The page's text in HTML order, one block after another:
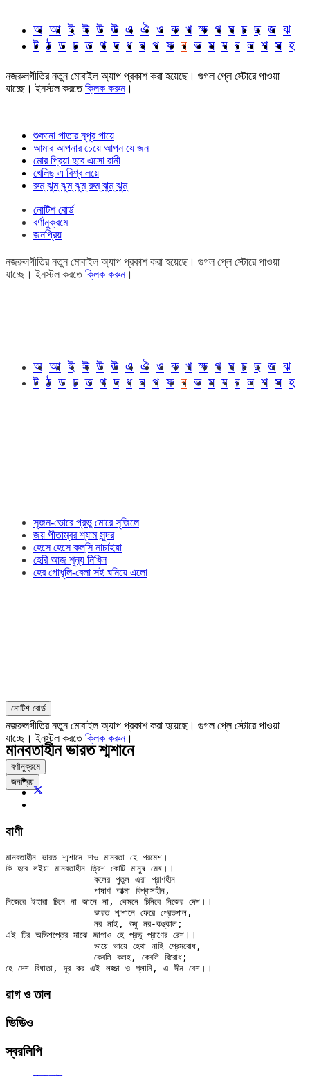
অ আ ই ঈ উ ঊ এ ঐ ও ক খ ক্ষ গ ঘ চ ছ জ ঝ
ট ঠ ড ঢ ত থ দ ধ ন প ফ ব ভ ম য র ল শ স হ
নজরুলগীতির নতুন মোবাইল অ্যাপ প্রকাশ করা হয়েছে। গুগল প্লে স্টোরে পাওয়া
যাচ্ছে। ইনস্টল করতেক্লিক করুন।
শুকনো পাতার নূপুর পায়ে
আমার আপনার চেয়ে আপন যে জন
মোর প্রিয়া হবে এসো রানী
খেলিছ এ বিশ্ব লয়ে
রুম্ ঝুম্ ঝুম্ ঝুম্ রুম্ ঝুম্ ঝুম্
নোটিশ বোর্ড
বর্ণানুক্রমে
জনপ্রিয়
নজরুলগীতির নতুন মোবাইল অ্যাপ প্রকাশ করা হয়েছে। গুগল প্লে স্টোরে পাওয়া
যাচ্ছে। ইনস্টল করতেক্লিক করুন।
অ আ ই ঈ উ ঊ এ ঐ ও ক খ ক্ষ গ ঘ চ ছ জ ঝ
ট ঠ ড ঢ ত থ দ ধ ন প ফ ব ভ ম য র ল শ স হ
সৃজন-ভোরে প্রভু মোরে সৃজিলে
জয় পীতাম্বর শ্যাম সুন্দর
হেসে হেসে কল্‌সি নাচাইয়া
হেরি আজ শূন্য নিখিল
হের গোধূলি-বেলা সই ঘনিয়ে এলো
নোটিশ বোর্ড
নজরুলগীতির নতুন মোবাইল অ্যাপ প্রকাশ করা হয়েছে। গুগল প্লে স্টোরে পাওয়া
যাচ্ছে। ইনস্টল করতেক্লিক করুন।
বর্ণানুক্রমে
জনপ্রিয়
মানবতাহীন ভারত শ্মশানে
বাণী
মানবতাহীন ভারত শ্মশানে দাও মানবতা হে পরমেশ।
কি হবে লইয়া মানবতাহীন ত্রিশ কোটি মানুষ মেষ।।
নিজেরে ইহারা চিনে না জানে না, কেমনে চিনিবে নিজের দেশ।।
এই চির অভিশপ্তের মাঝে জাগাও হে প্রভু প্রাণের রেশ।।
রাগ ও তাল
ভিডিও
স্বরলিপি